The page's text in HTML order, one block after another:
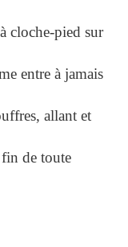
cloche-pied sur
entre à jamais
allant et
fin de toute